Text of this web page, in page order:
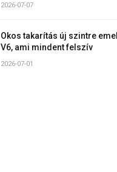
2026-07-07
Okos takarítás új szintre
V6, ami mindent felszív
2026-07-01